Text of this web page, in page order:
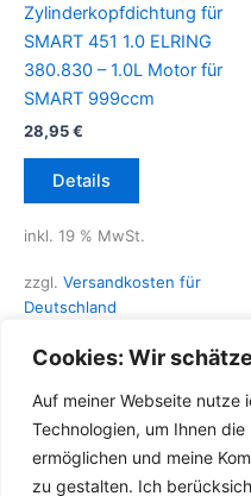
Cookies: Wir
Auf meiner Webseite nutze
Technologien, um Ihnen
ermöglichen und meine
zu gestalten. Ich
Zylinderkopfdichtung für
SMART 451 1.0 ELRING
380.830 – 1.0L Motor für
SMART 999ccm
28,95€
Details
inkl. 19 % MwSt.
zzgl. Versandkosten für
Deutschland
Lieferzeit Deutschland:2-3